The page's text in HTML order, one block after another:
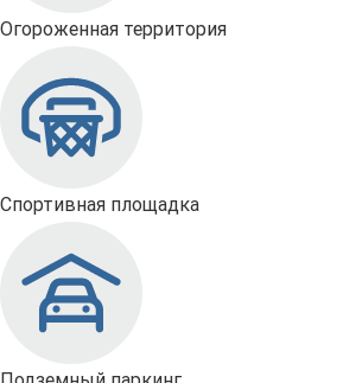
Огороженная территория
Спортивная площадка